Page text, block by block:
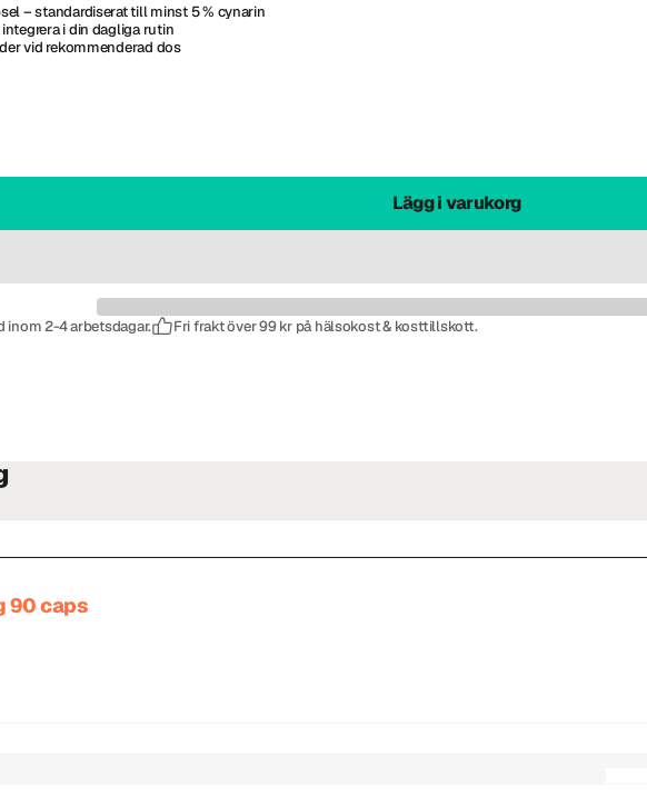
– standardiserat till minst 5 % cynarin
i din dagliga rutin
vid rekommenderad dos
Lägg i varukorg
inom 2-4 arbetsdagar. Fri frakt över 99 kr på hälsokost & kosttillskott.
90 caps